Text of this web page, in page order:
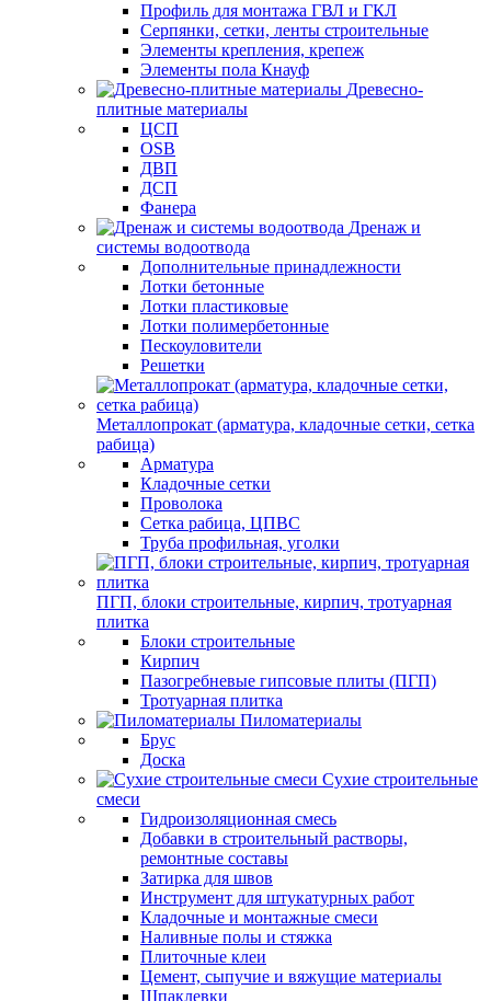
Профиль для монтажа ГВЛ и ГКЛ
Серпянки, сетки, ленты строительные
Элементы крепления, крепеж
Элементы пола Кнауф
Древесно-
плитные материалы
ЦСП
OSB
ДВП
ДСП
Фанера
Дренаж и
системы водоотвода
Дополнительные принадлежности
Лотки бетонные
Лотки пластиковые
Лотки полимербетонные
Пескоуловители
Решетки
Металлопрокат (арматура, кладочные сетки, сетка
рабица)
Арматура
Кладочные сетки
Проволока
Сетка рабица, ЦПВС
Труба профильная, уголки
ПГП, блоки строительные, кирпич, тротуарная
плитка
Блоки строительные
Кирпич
Пазогребневые гипсовые плиты (ПГП)
Тротуарная плитка
Пиломатериалы
Брус
Доска
Сухие строительные
смеси
Гидроизоляционная смесь
Добавки в строительный растворы,
ремонтные составы
Затирка для швов
Инструмент для штукатурных работ
Кладочные и монтажные смеси
Наливные полы и стяжка
Плиточные клеи
Цемент, сыпучие и вяжущие материалы
Шпаклевки